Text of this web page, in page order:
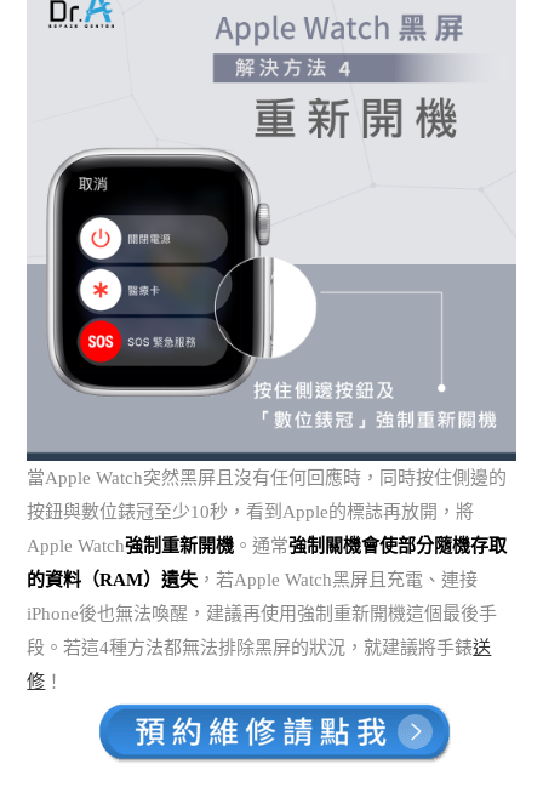
當Apple Watch突然黑屏且沒有任何回應時，同時按住側邊的
按鈕與數位錶冠至少10秒，看到Apple的標誌再放開，將
Apple Watch強制重新開機 。通常強制關機會使部分隨機存取
的資料（RAM）遺失 ，若Apple Watch黑屏且充電、連接
iPhone後也無法喚醒，建議再使用強制重新開機這個最後手
段。若這4種方法都無法排除黑屏的狀況，就建議將手錶送
修 ！